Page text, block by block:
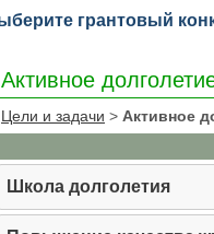
грантовый
Активное
Цели и задачи > Активное
Школа долголетия